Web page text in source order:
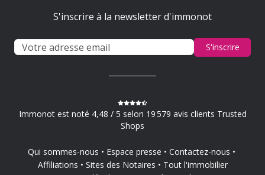
S'inscrire à la newsletter d'immonot
S'inscrire
Immonot est noté 4,48 / 5 selon 19 579 avis clients Trusted
Shops
Qui sommes-nous Espace presse
Contactez-nous
Affiliations
Sites des Notaires
Tout l'immobilier